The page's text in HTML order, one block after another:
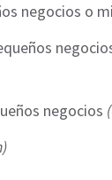
negocios o
negocios